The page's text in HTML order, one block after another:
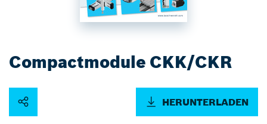
Compactmodule CKK/CKR
HERUNTERLADEN